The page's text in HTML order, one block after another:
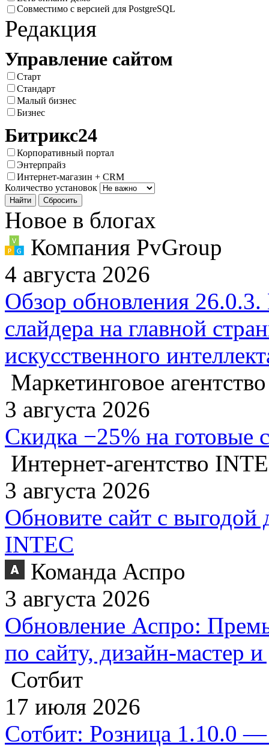
Совместимо с версией для PostgreSQL
Редакция
Управление сайтом
Старт
Стандарт
Малый бизнес
Бизнес
Битрикс24
Корпоративный портал
Энтерпрайз
Интернет-магазин + CRM
Количество установок
Новое в блогах
Компания PvGroup
4 августа 2026
Обзор обновления 26.0.3.
слайдера на главной
искусственного
Маркетинговое
3 августа 2026
Скидка −25% на готовые
Интернет-агентство
3 августа 2026
Обновите сайт с выгодой
INTEC
Команда Аспро
3 августа 2026
Обновление Аспро:
по сайту, дизайн-мастер
Сотбит
17 июля 2026
Сотбит: Розница 1.10.0 —